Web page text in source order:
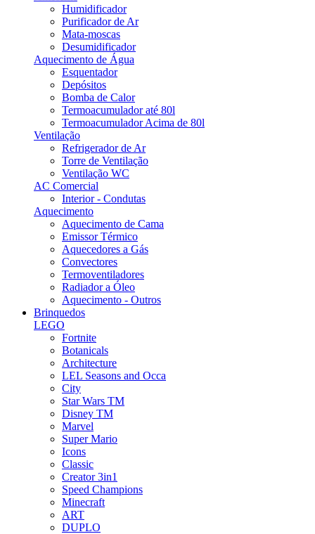
Humidificador
Purificador de Ar
Mata-moscas
Desumidificador
Aquecimento de Água
Esquentador
Depósitos
Bomba de Calor
Termoacumulador até 80l
Termoacumulador Acima de 80l
Ventilação
Refrigerador de Ar
Torre de Ventilação
Ventilação WC
AC Comercial
Interior - Condutas
Aquecimento
Aquecimento de Cama
Emissor Térmico
Aquecedores a Gás
Convectores
Termoventiladores
Radiador a Óleo
Aquecimento - Outros
Brinquedos
LEGO
Fortnite
Botanicals
Architecture
LEL Seasons and Occa
City
Star Wars TM
Disney TM
Marvel
Super Mario
Icons
Classic
Creator 3in1
Speed Champions
Minecraft
ART
DUPLO